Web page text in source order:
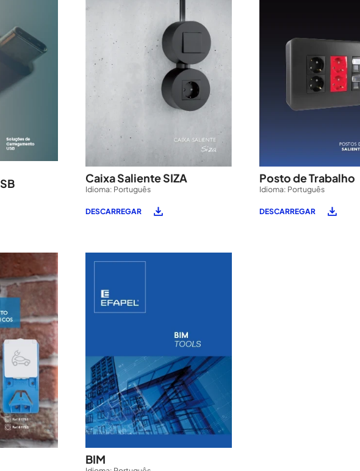
Caixa Saliente SIZA
Idioma: Português
DESCARREGAR
Posto de Trabalho
Idioma: Português
DESCARREGAR
BIM